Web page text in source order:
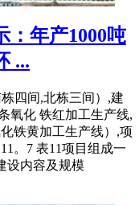
：年产1000吨
...
四间,北栋三间）,建
氧化 铁红加工生产线,
铁黄加工生产线）,项
。7 表11项目组成一
设内容及规模